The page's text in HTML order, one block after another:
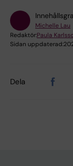
Michelle Lau
Redaktör:Paula
Sidan uppdaterad:
Dela